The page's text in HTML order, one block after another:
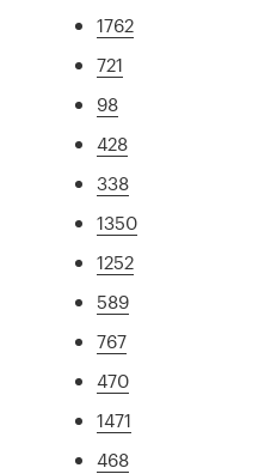
1762
721
98
428
338
1350
1252
589
767
470
1471
468